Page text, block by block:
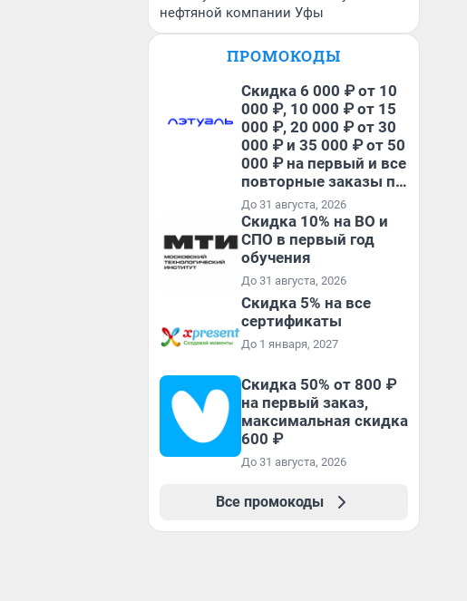
нефтяной компании Уфы
ПРОМОКОДЫ
Скидка 6 000 ₽ от 10
000 ₽, 10 000 ₽ от 15
000 ₽, 20 000 ₽ от 30
000 ₽ и 35 000 ₽ от 50
000 ₽ на первый и все
повторные заказы по
промокоду НАБЕРИ
До 31 августа, 2026
Скидка 10% на ВО и
СПО в первый год
обучения
До 31 августа, 2026
Скидка 5% на все
сертификаты
До 1 января, 2027
Скидка 50% от 800 ₽
на первый заказ,
максимальная скидка
600 ₽
До 31 августа, 2026
Все промокоды